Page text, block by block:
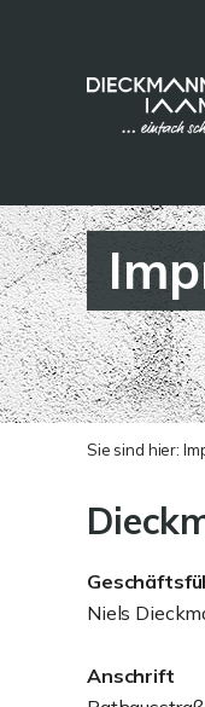
Sie sind hier:
Niels
Anschrift